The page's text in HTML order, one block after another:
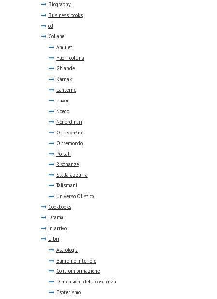
Biography
Business books
cd
Collane
Amuleti
Fuori collana
Ghiande
Karnak
Lanterne
Luxor
Noego
Nonordinari
Oltreconfine
Oltremondo
Portali
Risonanze
Stella azzurra
Talismani
Universo Olistico
Cookbooks
Drama
In arrivo
Libri
Astrologia
Bambino interiore
Controinformazione
Dimensioni della coscienza
Esoterismo